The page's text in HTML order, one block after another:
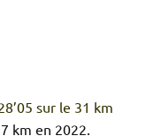
sur le 31 km
km en 2022.